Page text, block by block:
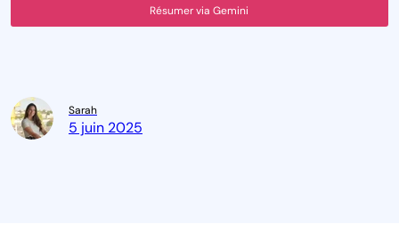
Résumer via Gemini
Sarah
5 juin 2025